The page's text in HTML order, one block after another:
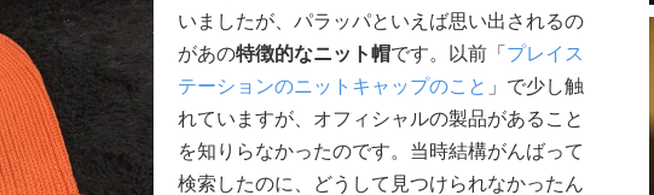
いましたが、パラッパといえば思い出されるの
があの特徴的なニット帽です。以前「 プレイス
テーションのニットキャップのこと 」で少し触
れていますが、オフィシャルの製品があること
を知りらなかったのです。当時結構がんばって
検索したのに、どうして見つけられなかったん